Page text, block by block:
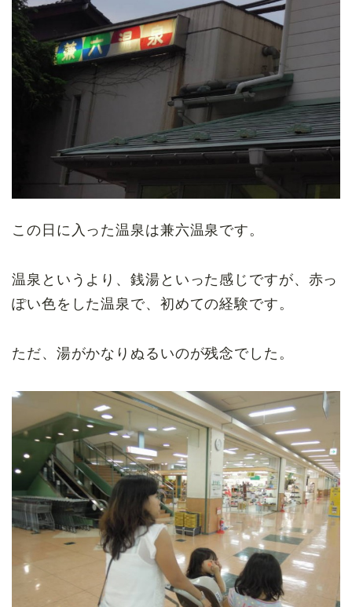
この日に入った温泉は兼六温泉です。
温泉というより、銭湯といった感じですが、赤っ
ぽい色をした温泉で、初めての経験です。
ただ、湯がかなりぬるいのが残念でした。